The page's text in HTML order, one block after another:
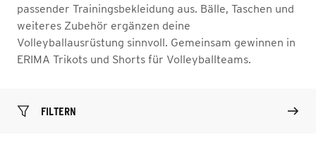
passender Trainingsbekleidung aus. Bälle, Taschen und
weiteres Zubehör ergänzen deine
Volleyballausrüstung sinnvoll. Gemeinsam gewinnen in
ERIMA Trikots und Shorts für Volleyballteams.
FILTERN